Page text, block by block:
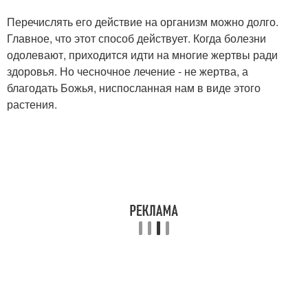
Перечислять его действие на организм можно долго.
Главное, что этот способ действует. Когда болезни
одолевают, приходится идти на многие жертвы ради
здоровья. Но чесночное лечение - не жертва, а
благодать Божья, ниспосланная нам в виде этого
растения.